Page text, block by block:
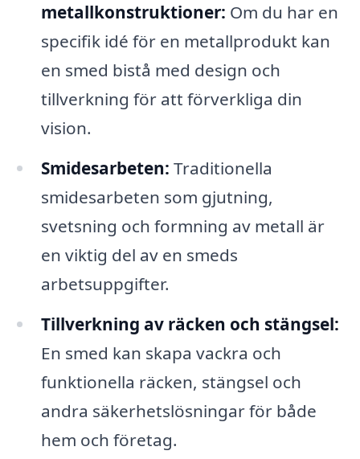
metallkonstruktioner: Om du har en
specifik idé för en metallprodukt kan
en smed bistå med design och
tillverkning för att förverkliga din
vision.
Smidesarbeten: Traditionella
smidesarbeten som gjutning,
svetsning och formning av metall är
en viktig del av en smeds
arbetsuppgifter.
Tillverkning av räcken och stängsel:
En smed kan skapa vackra och
funktionella räcken, stängsel och
andra säkerhetslösningar för både
hem och företag.